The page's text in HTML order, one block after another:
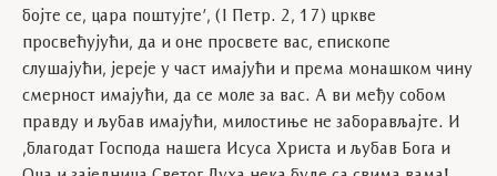
бојте се, цара поштујте’, (І Петр. 2, 17) цркве
просвећујући, да и оне просвете вас, епископе
слушајући, јереје у част имајући и према монашком чину
смерност имајући, да се моле за вас. А ви међу собом
правду и љубав имајући, милостиње не заборављајте. И
,благодат Господа нашега Исуса Христа и љубав Бога и